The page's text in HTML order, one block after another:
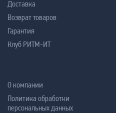
Доставка
Возврат товаров
Гарантия
Клуб РИТМ-ИТ
О компании
Политика обработки
персональных данных